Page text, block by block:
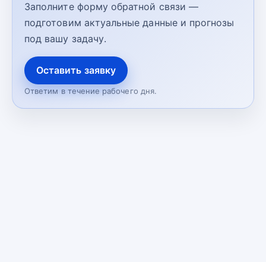
Заполните форму обратной связи —
подготовим актуальные данные и прогнозы
под вашу задачу.
Оставить заявку
Ответим в течение рабочего дня.